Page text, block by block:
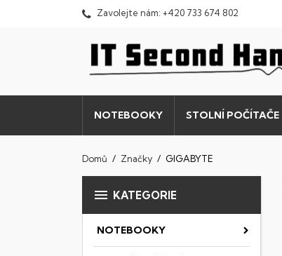
Zavolejte nám: +420 733 674 802
NOTEBOOKY STOLNÍ POČÍTAČE
Domů Značky GIGABYTE
 KATEGORIE
NOTEBOOKY